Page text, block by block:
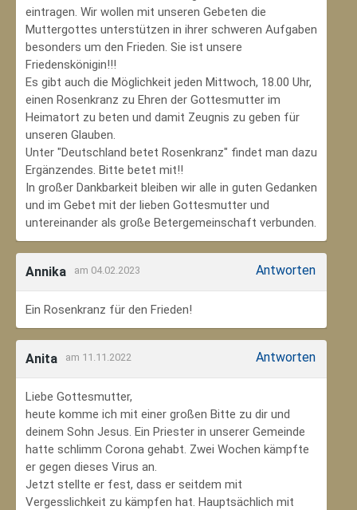
eintragen. Wir wollen mit unseren Gebeten die
Muttergottes unterstützen in ihrer schweren Aufgaben
besonders um den Frieden. Sie ist unsere
Friedenskönigin!!!
Es gibt auch die Möglichkeit jeden Mittwoch, 18.00 Uhr,
einen Rosenkranz zu Ehren der Gottesmutter im
Heimatort zu beten und damit Zeugnis zu geben für
unseren Glauben.
Unter "Deutschland betet Rosenkranz" findet man dazu
Ergänzendes. Bitte betet mit!!
In großer Dankbarkeit bleiben wir alle in guten Gedanken
und im Gebet mit der lieben Gottesmutter und
untereinander als große Betergemeinschaft verbunden.
Annika am 04.02.2023 Antworten
Ein Rosenkranz für den Frieden!
Anita am 11.11.2022 Antworten
Liebe Gottesmutter,
heute komme ich mit einer großen Bitte zu dir und
deinem Sohn Jesus. Ein Priester in unserer Gemeinde
hatte schlimm Corona gehabt. Zwei Wochen kämpfte
er gegen dieses Virus an.
Jetzt stellte er fest, dass er seitdem mit
Vergesslichkeit zu kämpfen hat. Hauptsächlich mit